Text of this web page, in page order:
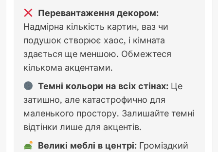
Перевантаження декором:
Надмірна кількість картин, ваз чи
подушок створює хаос, і кімната
здається ще меншою. Обмежтеся
кількома акцентами.
Темні кольори на всіх стінах: Це
затишно, але катастрофично для
маленького простору. Залишайте темні
відтінки лише для акцентів.
Великі меблі в центрі: Громіздкий